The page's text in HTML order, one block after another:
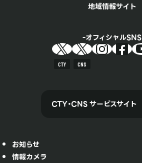
地域情報サイト
オフィシャルSNS
CTY CNS
CTY・CNS サービスサイト
お知らせ
情報カメラ